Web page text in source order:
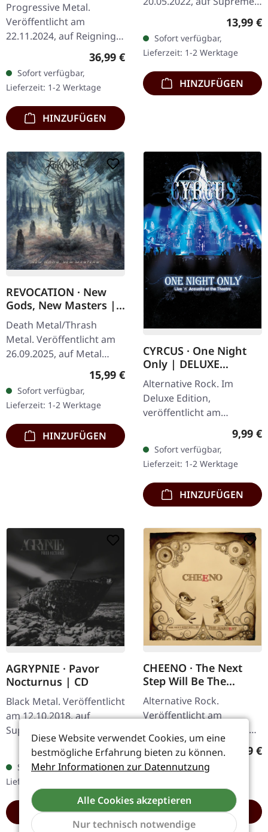
Progressive Metal.
Veröffentlicht am
22.11.2024, auf Reigning
Phoenix Music. Schwarzes
Doppel-Vinyl. "The Last
Will and Testament" ist
eine Art…
Regulärer Preis:
36,99 €
Sofort verfügbar,
Lieferzeit: 1-2 Werktage
HINZUFÜGEN
Chaos Records. CD im
Jewelcase mit 8-seitigem
Booklet. Ein Monument
für Sänger Sven (auch…
13,99 €
Sofort verfügbar,
Lieferzeit: 1-2 Werktage
HINZUFÜGEN
REVOCATION · New
Gods, New Masters |
CD
Death Metal/Thrash
Metal. Veröffentlicht am
26.09.2025, auf Metal
Blade Records. CD im
Jewelcase. Revocation
kehren mit ihrem bisher
nachdenklichsten…
Regulärer Preis:
15,99 €
Sofort verfügbar,
Lieferzeit: 1-2 Werktage
HINZUFÜGEN
CYRCUS · One Night
Only | DELUXE
DIGIPAK DVD
Alternative Rock. Im
Deluxe Edition,
veröffentlicht am
25.03.2011, auf Prevision
Music. Ein einzigartiger
Unplugged-Abend mit
der…
9,99 €
Sofort verfügbar,
Lieferzeit: 1-2 Werktage
HINZUFÜGEN
AGRYPNIE · Pavor
Nocturnus | CD
Black Metal. Veröffentlicht
am 12.10.2018, auf
Supreme Chaos Records.
Reguläre Jewelcase-
Auflage von "Pavor
Nocturnus". 12-seitiges
Booklet und mehr…
Regulärer Preis:
11,99 €
Sofort verfügbar,
Lieferzeit: 1-2 Werktage
HINZUFÜGEN
CHEENO · The Next
Step Will Be The
Hardest | CD
Alternative Rock.
Veröffentlicht am
05.12.2008, auf Prevision
Music. CD im Jewelcase
mit 8-seitigem Laparello
Booklet. Cheeno werden
seit ihrer…
9,99 €
Sofort verfügbar,
HINZUFÜGEN
Diese Website verwendet Cookies, um eine
bestmögliche Erfahrung bieten zu können.
Mehr Informationen zur Datennutzung
Alle Cookies akzeptieren
Nur technisch notwendige